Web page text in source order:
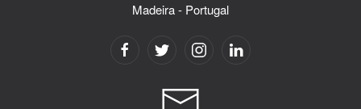
Madeira - Portugal